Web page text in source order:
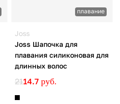
плавание
Joss
Joss Шапочка для
плавания силиконовая для
длинных волос
2114.7 руб.